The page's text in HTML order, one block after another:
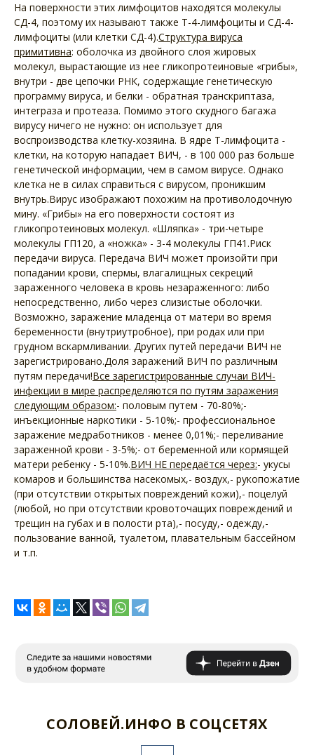
На поверхности этих лимфоцитов находятся молекулы
СД-4, поэтому их называют также Т-4-лимфоциты и СД-4-
лимфоциты (или клетки СД-4).Структура вируса
примитивна: оболочка из двойного слоя жировых
молекул, вырастающие из нее гликопротеиновые «грибы»,
внутри - две цепочки РНК, содержащие генетическую
программу вируса, и белки - обратная транскриптаза,
интеграза и протеаза. Помимо этого скудного багажа
вирусу ничего не нужно: он использует для
воспроизводства клетку-хозяина. В ядре Т-лимфоцита -
клетки, на которую нападает ВИЧ, - в 100 000 раз больше
генетической информации, чем в самом вирусе. Однако
клетка не в силах справиться с вирусом, проникшим
внутрь.Вирус изображают похожим на противолодочную
мину. «Грибы» на его поверхности состоят из
гликопротеиновых молекул. «Шляпка» - три-четыре
молекулы ГП120, а «ножка» - 3-4 молекулы ГП41.Риск
передачи вируса. Передача ВИЧ может произойти при
попадании крови, спермы, влагалищных секреций
зараженного человека в кровь незараженного: либо
непосредственно, либо через слизистые оболочки.
Возможно, заражение младенца от матери во время
беременности (внутриутробное), при родах или при
грудном вскармливании. Других путей передачи ВИЧ не
зарегистрировано.Доля заражений ВИЧ по различным
путям передачи!Все зарегистрированные случаи ВИЧ-
инфекции в мире распределяются по путям заражения
следующим образом:- половым путем - 70-80%;-
инъекционные наркотики - 5-10%;- профессиональное
заражение медработников - менее 0,01%;- переливание
зараженной крови - 3-5%;- от беременной или кормящей
матери ребенку - 5-10%.ВИЧ НЕ передаётся через:- укусы
комаров и большинства насекомых,- воздух,- рукопожатие
(при отсутствии открытых повреждений кожи),- поцелуй
(любой, но при отсутствии кровоточащих повреждений и
трещин на губах и в полости рта),- посуду,- одежду,-
пользование ванной, туалетом, плавательным бассейном
и т.п.
СОЛОВЕЙ.ИНФО В СОЦСЕТЯХ